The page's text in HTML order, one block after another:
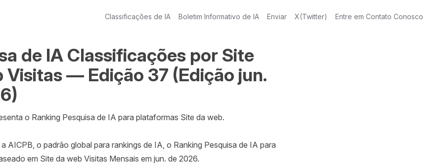
Classificações de IA Boletim Informativo de IA Enviar X(Twitter) Entre em Contato Conosco
de IA Classificações por Site
Visitas — Edição 37 (Edição jun.
o Ranking Pesquisa de IA para plataformas Site da web.
AICPB, o padrão global para rankings de IA, o Ranking Pesquisa de IA para
em Site da web Visitas Mensais em jun. de 2026.